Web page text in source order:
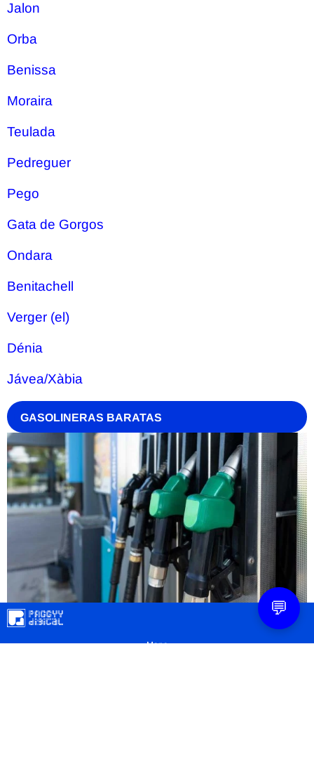
Jalon
Orba
Benissa
Moraira
Teulada
Pedreguer
Pego
Gata de Gorgos
Ondara
Benitachell
Verger (el)
Dénia
Jávea/Xàbia
GASOLINERAS BARATAS
Mapa
💬